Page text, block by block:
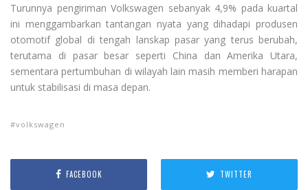
Turunnya pengiriman Volkswagen sebanyak 4,9% pada kuartal
ini menggambarkan tantangan nyata yang dihadapi produsen
otomotif global di tengah lanskap pasar yang terus berubah,
terutama di pasar besar seperti China dan Amerika Utara,
sementara pertumbuhan di wilayah lain masih memberi harapan
untuk stabilisasi di masa depan.
volkswagen
FACEBOOK TWITTER